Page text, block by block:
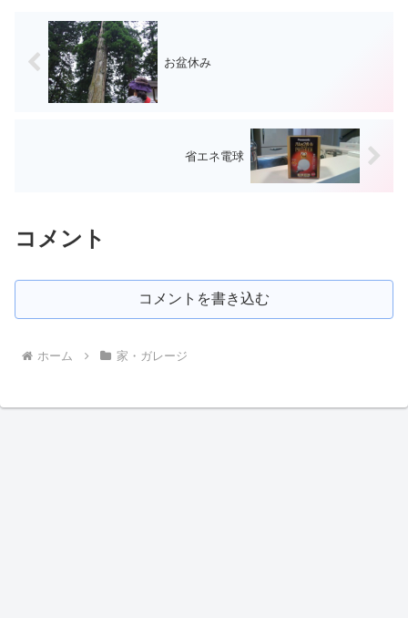
お盆休み
省エネ電球
コメント
コメントを書き込む
ホーム 家・ガレージ